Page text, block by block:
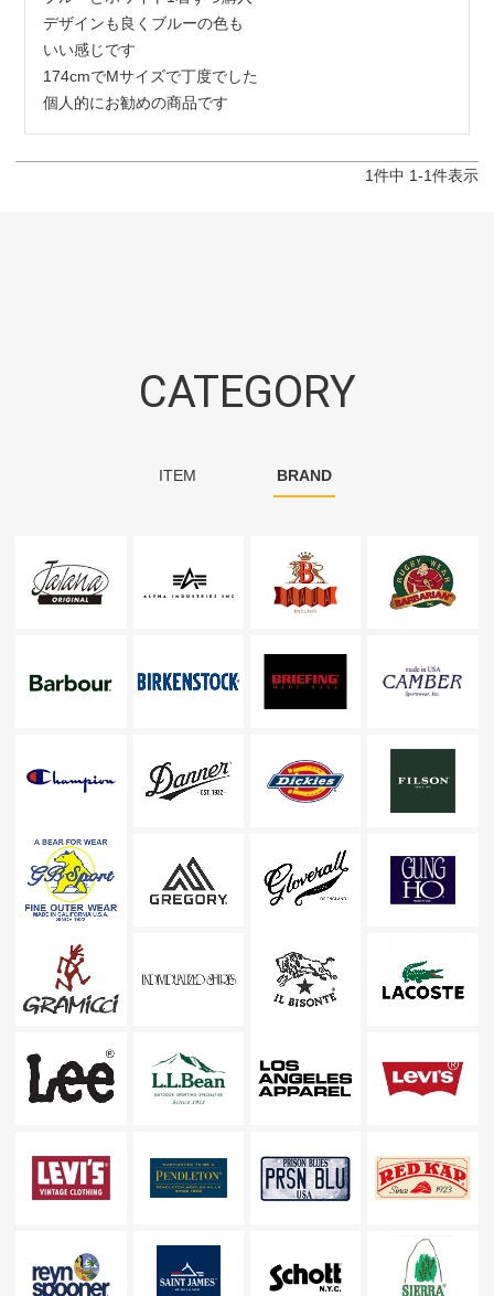
デザインも良くブルーの色も
いい感じです
174cmでMサイズで丁度でした
個人的にお勧めの商品です
1件中 1-1件表示
CATEGORY
ITEM BRAND